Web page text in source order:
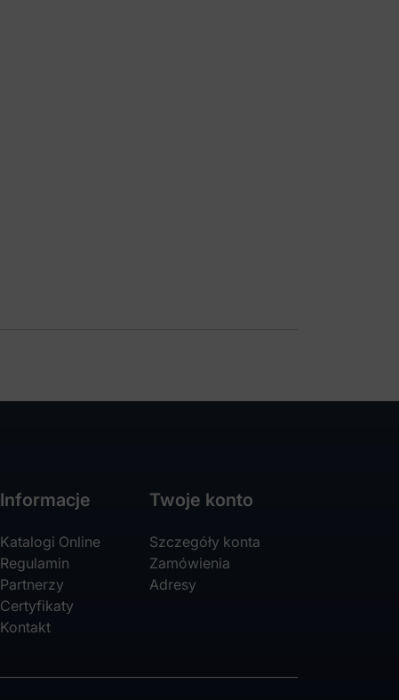
Informacje
Katalogi Online
Regulamin
Partnerzy
Certyfikaty
Kontakt
Twoje konto
Szczegóły konta
Zamówienia
Adresy